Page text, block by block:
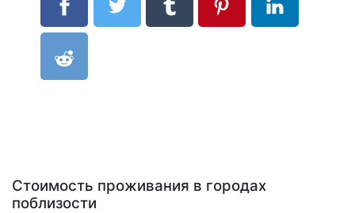
Стоимость проживания в городах
поблизости